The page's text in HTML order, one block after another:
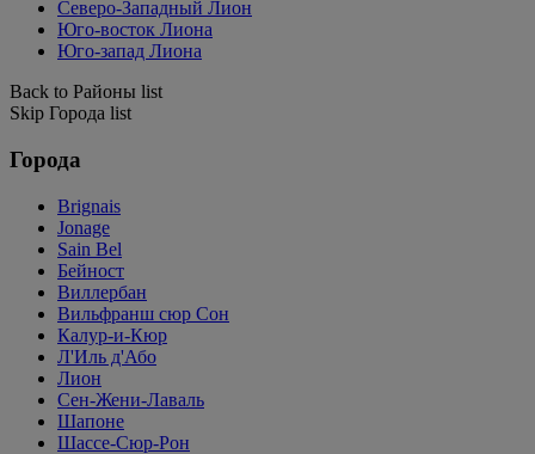
Северо-Западный Лион
Юго-восток Лиона
Юго-запад Лиона
Back to Районы list
Skip Города list
Города
Brignais
Jonage
Sain Bel
Бейност
Виллербан
Вильфранш сюр Сон
Калур-и-Кюр
Л'Иль д'Або
Лион
Сен-Жени-Лаваль
Шапоне
Шассе-Сюр-Рон